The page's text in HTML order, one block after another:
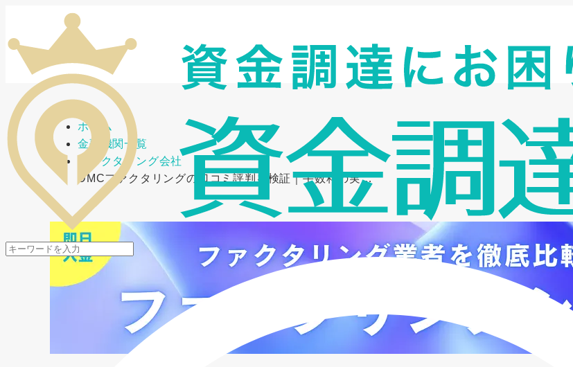
メニューを開閉
ホーム
金融機関一覧
ファクタリング会社
DMCファクタリングの口コミ評判を検証｜手数料の実…